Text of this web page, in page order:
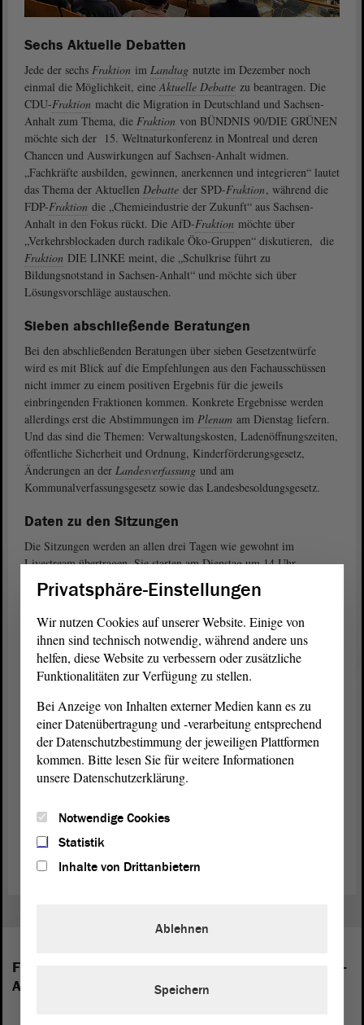
Sechs Aktuelle Debatten
Jede der sechs Fraktion im Landtag nutzte im Dezember noch
einmal die Möglichkeit, eineAktuelle Debatte zu beantragen. Die
CDU-Fraktion macht die Migration in Deutschland und Sachsen-
Anhalt zum Thema, die Fraktion von BÜNDNIS 90/DIE GRÜNEN
möchte sich der 15. Weltnaturkonferenz in Montreal und deren
Chancen und Auswirkungen auf Sachsen-Anhalt widmen.
„Fachkräfte ausbilden, gewinnen, anerkennen und integrieren“ lautet
das Thema der Aktuellen Debatte der SPD-Fraktion, während die
FDP-Fraktion die „Chemieindustrie der Zukunft“ aus Sachsen-
Anhalt in den Fokus rückt. Die AfD-Fraktion möchte über
„Verkehrsblockaden durch radikale Öko-Gruppen“ diskutieren, die
Fraktion DIE LINKE meint, die „Schulkrise führt zu
Bildungsnotstand in Sachsen-Anhalt“ und möchte sich über
Lösungsvorschläge austauschen.
Sieben abschließende Beratungen
Bei den abschließenden Beratungen über sieben Gesetzentwürfe
wird es mit Blick auf die Empfehlungen aus den Fachausschüssen
nicht immer zu einem positiven Ergebnis für die jeweils
einbringenden Fraktionen kommen. Konkrete Ergebnisse werden
allerdings erst die Abstimmungen im Plenum am Dienstag liefern.
Und das sind die Themen: Verwaltungskosten, Ladenöffnungszeiten,
öffentliche Sicherheit und Ordnung, Kinderförderungsgesetz,
Änderungen an der Landesverfassung und am
Kommunalverfassungsgesetz sowie das Landesbesoldungsgesetz.
Daten zu den Sitzungen
Die Sitzungen werden an allen drei Tagen wie gewohnt im
Livestream übertragen. Sie starten am Dienstag um 14 Uhr,
Mittwoch und Donnerstag diesmal eine halbe Stunde eher als
gewohnt, also jeweils schon um 9 Uhr.
Im Anschluss an die Sitzungen können alle Redebeiträge auch in
unserem gutsortierten Videoarchiv erstmals oder erneut angesehen
werden. Hier finden Sie auch alle dazugehörigen Drucksachen den
Tagesordnungspunkten zugewiesen.
Kommentierte Tagesordnung für die Dezember-Sitzungen (PDF;
147.6 KB)
Übersichtsseite für die Dezember-Sitzungen
Zeitplan für die Dezember-Sitzungen (PDF; 127.33 KB)
Folgende Fraktionen sind im Landtag von Sachsen-
Anhalt vertreten:
Privatsphäre-Einstellungen
Wir nutzen Cookies auf unserer Website. Einige von
ihnen sind technisch notwendig, während andere uns
helfen, diese Website zu verbessern oder zusätzliche
Funktionalitäten zur Verfügung zu stellen.
Bei Anzeige von Inhalten externer Medien kann es zu
einer Datenübertragung und -verarbeitung entsprechend
der Datenschutzbestimmung der jeweiligen Plattformen
kommen. Bitte lesen Sie für weitere Informationen
unsere Datenschutzerklärung.
Notwendige Cookies
Statistik
Inhalte von Drittanbietern
Ablehnen
Speichern